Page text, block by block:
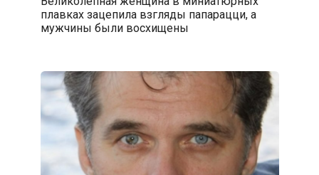
плавках зацепила взгляды папарацци, а
мужчины были восхищены